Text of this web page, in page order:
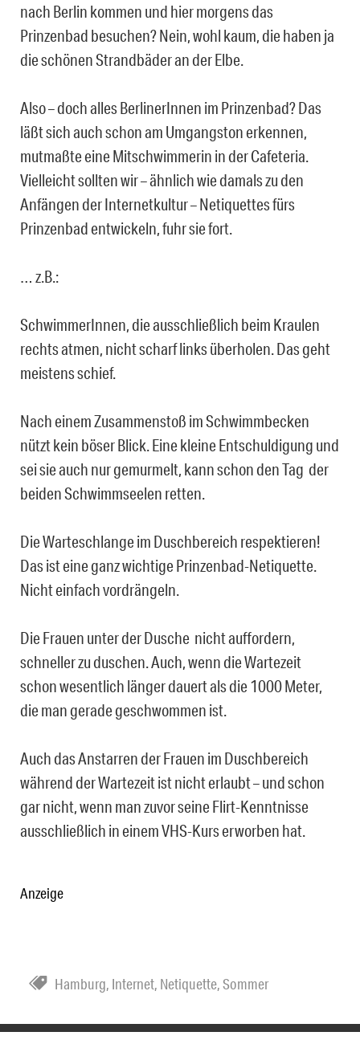
nach Berlin kommen und hier morgens das
Prinzenbad besuchen? Nein, wohl kaum, die haben ja
die schönen Strandbäder an der Elbe.
Also – doch alles BerlinerInnen im Prinzenbad? Das
läßt sich auch schon am Umgangston erkennen,
mutmaßte eine Mitschwimmerin in der Cafeteria.
Vielleicht sollten wir – ähnlich wie damals zu den
Anfängen der Internetkultur – Netiquettes fürs
Prinzenbad entwickeln, fuhr sie fort.
… z.B.:
SchwimmerInnen, die ausschließlich beim Kraulen
rechts atmen, nicht scharf links überholen. Das geht
meistens schief.
Nach einem Zusammenstoß im Schwimmbecken
nützt kein böser Blick. Eine kleine Entschuldigung und
sei sie auch nur gemurmelt, kann schon den Tag der
beiden Schwimmseelen retten.
Die Warteschlange im Duschbereich respektieren!
Das ist eine ganz wichtige Prinzenbad-Netiquette.
Nicht einfach vordrängeln.
Die Frauen unter der Dusche nicht auffordern,
schneller zu duschen. Auch, wenn die Wartezeit
schon wesentlich länger dauert als die 1000 Meter,
die man gerade geschwommen ist.
Auch das Anstarren der Frauen im Duschbereich
während der Wartezeit ist nicht erlaubt – und schon
gar nicht, wenn man zuvor seine Flirt-Kenntnisse
ausschließlich in einem VHS-Kurs erworben hat.
Anzeige
Hamburg, Internet, Netiquette,Sommer